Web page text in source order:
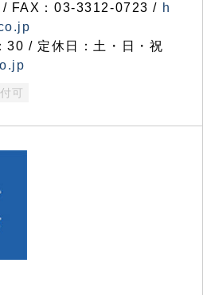
FAX：03-3312-0723 / h
30 / 定休日：土・日・祝
可